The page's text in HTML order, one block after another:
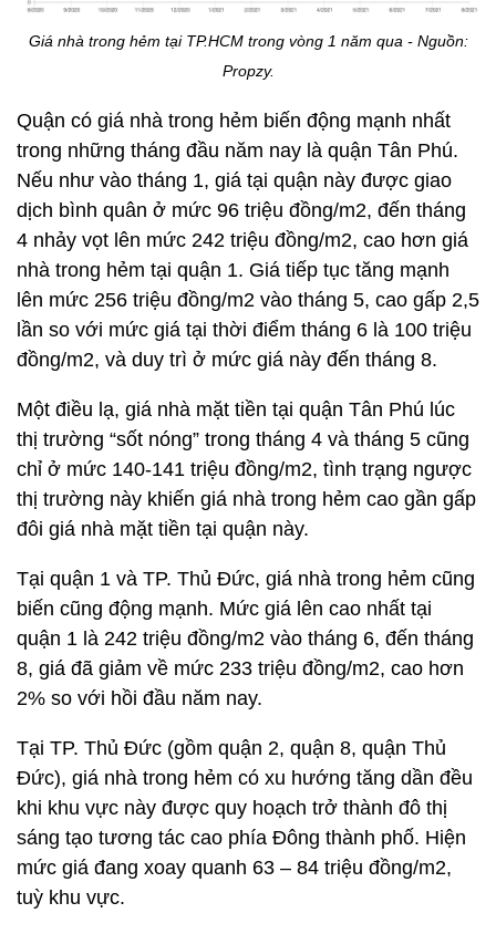
Giá nhà trong hẻm tại TP.HCM trong vòng 1 năm qua - Nguồn:
Propzy.
Quận có giá nhà trong hẻm biến động mạnh nhất
trong những tháng đầu năm nay là quận Tân Phú.
Nếu như vào tháng 1, giá tại quận này được giao
dịch bình quân ở mức 96 triệu đồng/m2, đến tháng
4 nhảy vọt lên mức 242 triệu đồng/m2, cao hơn giá
nhà trong hẻm tại quận 1. Giá tiếp tục tăng mạnh
lên mức 256 triệu đồng/m2 vào tháng 5, cao gấp 2,5
lần so với mức giá tại thời điểm tháng 6 là 100 triệu
đồng/m2, và duy trì ở mức giá này đến tháng 8.
Một điều lạ, giá nhà mặt tiền tại quận Tân Phú lúc
thị trường “sốt nóng” trong tháng 4 và tháng 5 cũng
chỉ ở mức 140-141 triệu đồng/m2, tình trạng ngược
thị trường này khiến giá nhà trong hẻm cao gần gấp
đôi giá nhà mặt tiền tại quận này.
Tại quận 1 và TP. Thủ Đức, giá nhà trong hẻm cũng
biến cũng động mạnh. Mức giá lên cao nhất tại
quận 1 là 242 triệu đồng/m2 vào tháng 6, đến tháng
8, giá đã giảm về mức 233 triệu đồng/m2, cao hơn
2% so với hồi đầu năm nay.
Tại TP. Thủ Đức (gồm quận 2, quận 8, quận Thủ
Đức), giá nhà trong hẻm có xu hướng tăng dần đều
khi khu vực này được quy hoạch trở thành đô thị
sáng tạo tương tác cao phía Đông thành phố. Hiện
mức giá đang xoay quanh 63 – 84 triệu đồng/m2,
tuỳ khu vực.